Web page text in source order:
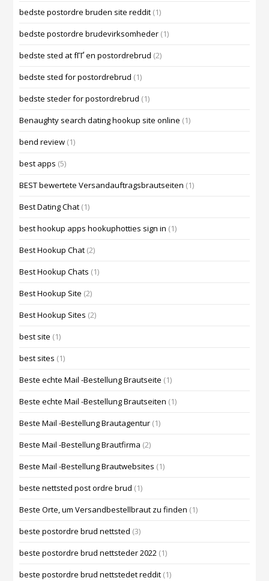
bedste postordre bruden site reddit (1)
bedste postordre brudevirksomheder (1)
bedste sted at fГҐ en postordrebrud (2)
bedste sted for postordrebrud (1)
bedste steder for postordrebrud (1)
Benaughty search dating hookup site online (1)
bend review (1)
best apps (5)
BEST bewertete Versandauftragsbrautseiten (1)
Best Dating Chat (1)
best hookup apps hookuphotties sign in (1)
Best Hookup Chat (2)
Best Hookup Chats (1)
Best Hookup Site (2)
Best Hookup Sites (2)
best site (1)
best sites (1)
Beste echte Mail -Bestellung Brautseite (1)
Beste echte Mail -Bestellung Brautseiten (1)
Beste Mail -Bestellung Brautagentur (1)
Beste Mail -Bestellung Brautfirma (2)
Beste Mail -Bestellung Brautwebsites (1)
beste nettsted post ordre brud (1)
Beste Orte, um Versandbestellbraut zu finden (1)
beste postordre brud nettsted (3)
beste postordre brud nettsteder 2022 (1)
beste postordre brud nettstedet reddit (1)